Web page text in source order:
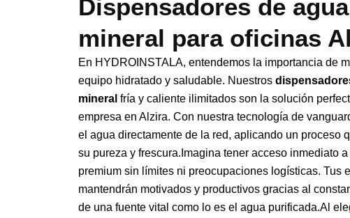
Dispensadores de agua
mineral para oficinas
En HYDROINSTALA, entendemos la importancia de
equipo hidratado y saludable. Nuestros
mineral fría y caliente ilimitados son la solución
empresa en Alzira. Con nuestra tecnología de
el agua directamente de la red, aplicando un proceso
su pureza y frescura.Imagina tener acceso inmediato a
premium sin límites ni preocupaciones logísticas. Tus
mantendrán motivados y productivos gracias al
de una fuente vital como lo es el agua purificada.Al